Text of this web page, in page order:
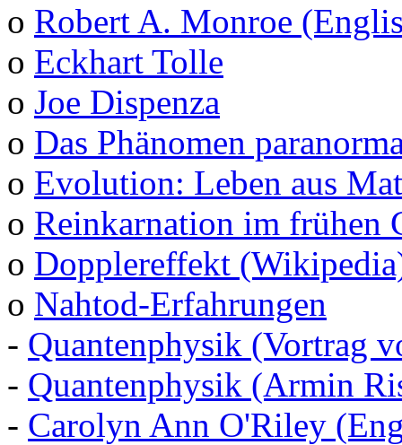
o Robert A. Monroe
o Eckhart Tolle
o Joe Dispenza
o Das Phänomen
o Evolution: Leben aus
o Reinkarnation im frühen
o Dopplereffekt
o Nahtod-Erfahrungen
- Quantenphysik (Vortrag
- Quantenphysik (Armin
- Carolyn Ann O'Riley